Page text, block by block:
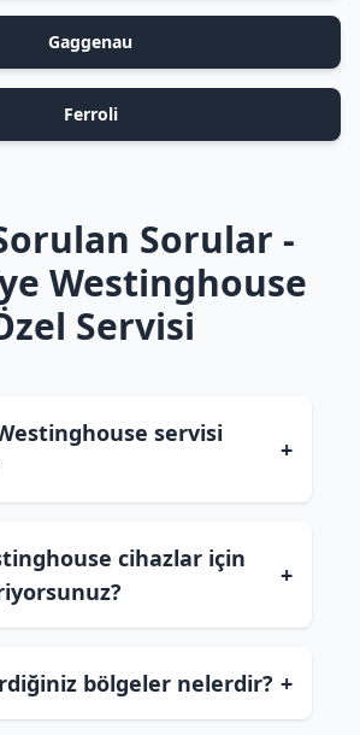
Gaggenau
Ferroli
Sorular -
Westinghouse
Servisi
servisi
+
cihazlar için
+
bölgeler nelerdir? +